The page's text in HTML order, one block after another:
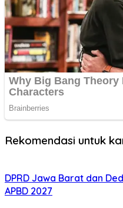
Pansus XV DPRD Jabar
Pengelolaan Limbah
KARAWANG | BBCOM –
Barat mendorong
pencemaran…
DPRD Jabar Minta
Miliki Kawasan Terintegrasi
KAB BANDUNG | BBCOM
Komisi III DPRD Jabar